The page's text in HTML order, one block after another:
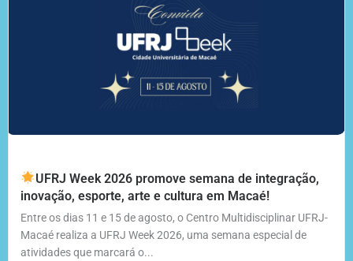
UFRJ Week 2026 promove semana de integração,
inovação, esporte, arte e cultura em Macaé!
Entre os dias 11 e 15 de agosto, o Centro Multidisciplinar UFRJ-
Macaé realiza a UFRJ Week 2026, uma semana especial de
atividades que marcará o...